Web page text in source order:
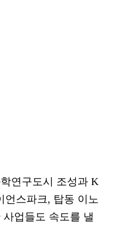
연구도시 조성과 K
언스파크, 탑동 이노
업들도 속도를 낼